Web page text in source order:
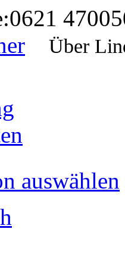
0621
Über
auswählen